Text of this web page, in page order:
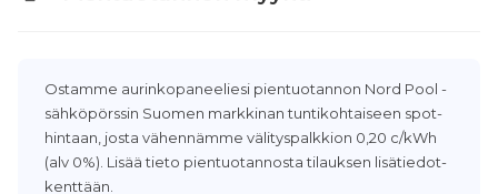
Ostamme aurinkopaneeliesi pientuotannon Nord Pool -
sähköpörssin Suomen markkinan tuntikohtaiseen spot-
hintaan, josta vähennämme välityspalkkion 0,20 c/kWh
(alv 0%). Lisää tieto pientuotannosta tilauksen lisätiedot-
kenttään.